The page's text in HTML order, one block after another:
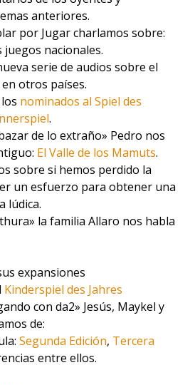
anteriores.
por Jugar charlamos sobre:
juegos nacionales.
serie de audios sobre el
otros países.
nominados al Spiel des
.
de lo extraño» Pedro nos
El Valle de los Mamuts.
sobre si hemos perdido la
un esfuerzo para obtener una
lúdica.
la familia Allaro nos habla
expansiones
Kinderspiel des Jahres
con da2» Jesús, Maykel y
de:
Segunda Edición, Tercera
entre ellos.